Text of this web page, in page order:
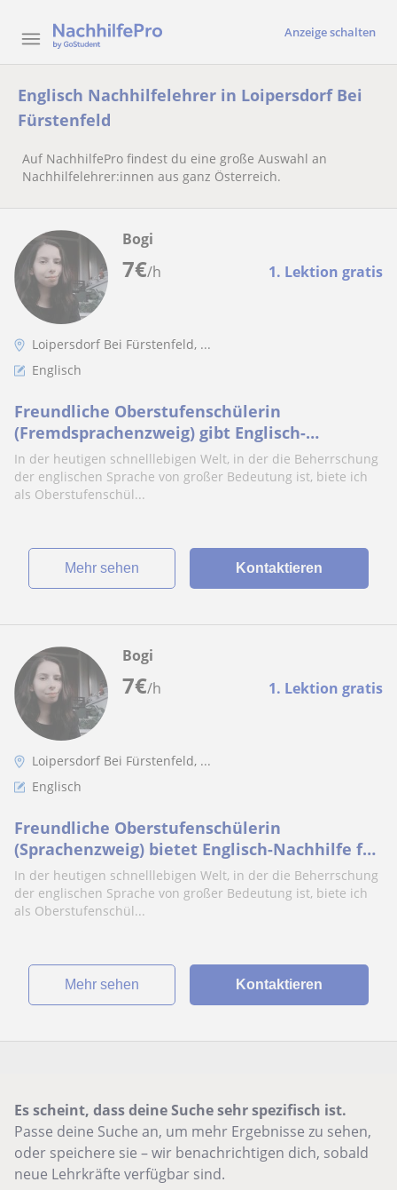
Anzeige schalten
Englisch Nachhilfelehrer in Loipersdorf Bei
Fürstenfeld
Auf NachhilfePro findest du eine große Auswahl an
Nachhilfelehrer:innen aus ganz Österreich.
7€/h 1. Lektion gratis
Bogi
Loipersdorf Bei Fürstenfeld, ...
Englisch
Freundliche Oberstufenschülerin
(Fremdsprachenzweig) gibt Englisch-
Nachhilfe für Kinder :)
In der heutigen schnelllebigen Welt, in der die Beherrschung
der englischen Sprache von großer Bedeutung ist, biete ich
als Oberstufenschül...
Mehr sehen Kontaktieren
7€/h 1. Lektion gratis
Bogi
Loipersdorf Bei Fürstenfeld, ...
Englisch
Freundliche Oberstufenschülerin
(Sprachenzweig) bietet Englisch-Nachhilfe für
Kinder :)
In der heutigen schnelllebigen Welt, in der die Beherrschung
der englischen Sprache von großer Bedeutung ist, biete ich
als Oberstufenschül...
Mehr sehen Kontaktieren
Es scheint, dass deine Suche sehr spezifisch ist.
Passe deine Suche an, um mehr Ergebnisse zu sehen,
oder speichere sie – wir benachrichtigen dich, sobald
neue Lehrkräfte verfügbar sind.